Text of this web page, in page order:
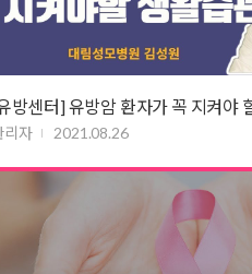
방센터] 유방암 환자가 꼭 지켜야
리자 2021.08.26